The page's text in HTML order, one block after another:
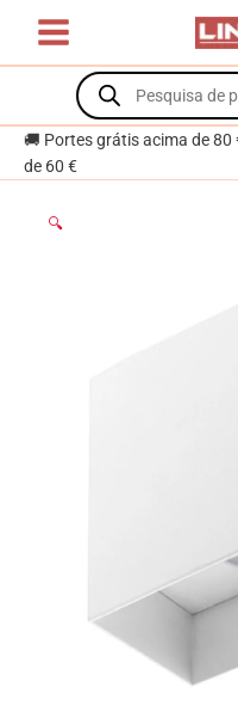
content
Products
search
🚚 Portes grátis acima de 80
de 60 €
🔍
LED
500lm
branco